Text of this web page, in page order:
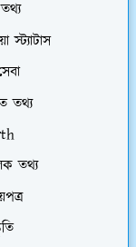
স্ট্যাটাস
তথ্য
তথ্য